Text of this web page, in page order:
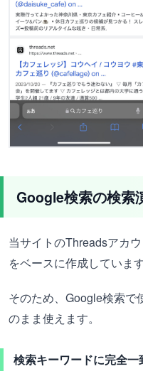
Google検索の検索
当サイトのThreadsアカ
をベースに作成しています
そのため、Google検索で
のまま使えます。
検索キーワードに完全